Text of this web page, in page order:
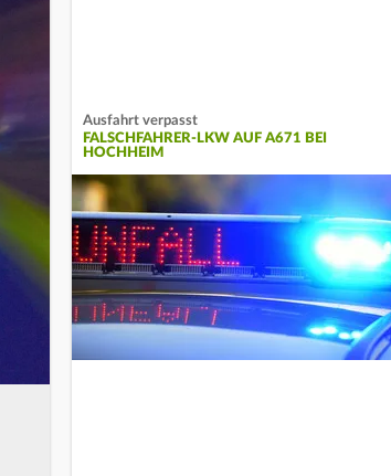
Ausfahrt verpasst
FALSCHFAHRER-LKW AUF A671 BEI
HOCHHEIM